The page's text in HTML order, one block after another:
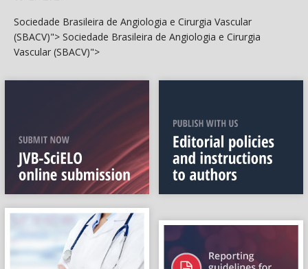
Sociedade Brasileira de Angiologia e Cirurgia Vascular
(SBACV)"> Sociedade Brasileira de Angiologia e Cirurgia
Vascular (SBACV)">